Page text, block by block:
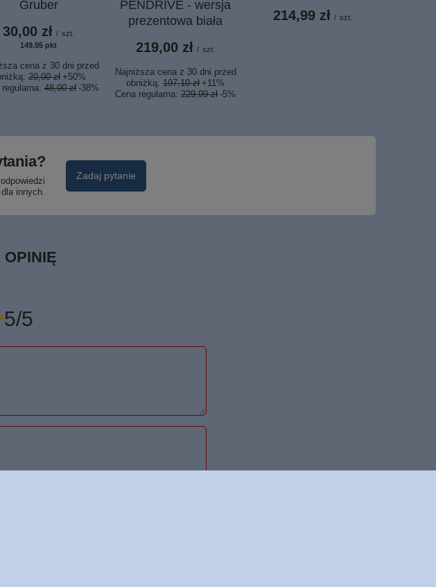
Gruber
30,00 zł / szt.
149.95pkt
cena z 30 dni przed
20,00 zł +50%
48,00 zł -38%
PENDRIVE - wersja
prezentowa biała
219,00 zł / szt.
Najniższa cena z 30 dni przed
obniżką:197,10 zł +11%
Cena regularna:229,99 zł -5%
214,99 zł / szt.
innych.
Zadaj pytanie
5/5